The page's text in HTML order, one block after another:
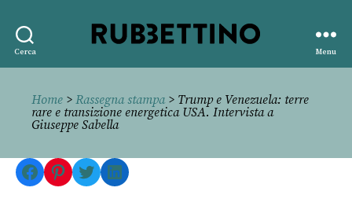
Cerca
editore
Menu
Home > Rassegna stampa> Trump e Venezuela: terre
rare e transizione energetica USA. Intervista a
Giuseppe Sabella
Facebook
Pinterest
TwitterLinkedIn